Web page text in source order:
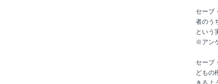
セーブ
者のう
という
※アン
セーブ
どもの